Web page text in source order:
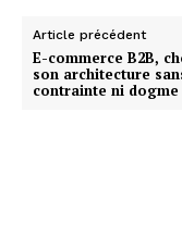
Article précédent
E-commerce B2B,
son architecture
contrainte ni dogme